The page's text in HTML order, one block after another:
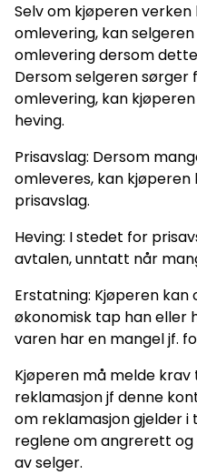
Selv om kjøperen
omlevering, kan
omlevering dersom
Dersom selgeren sørger
omlevering, kan
heving.
Prisavslag: Dersom
omleveres, kan
prisavslag.
Heving: I stedet for
avtalen, unntatt når
Erstatning: Kjøperen
økonomisk tap han eller
varen har en mangel jf.
Kjøperen må melde krav
reklamasjon jf denne
om reklamasjon gjelder i
reglene om angrerett
av selger.